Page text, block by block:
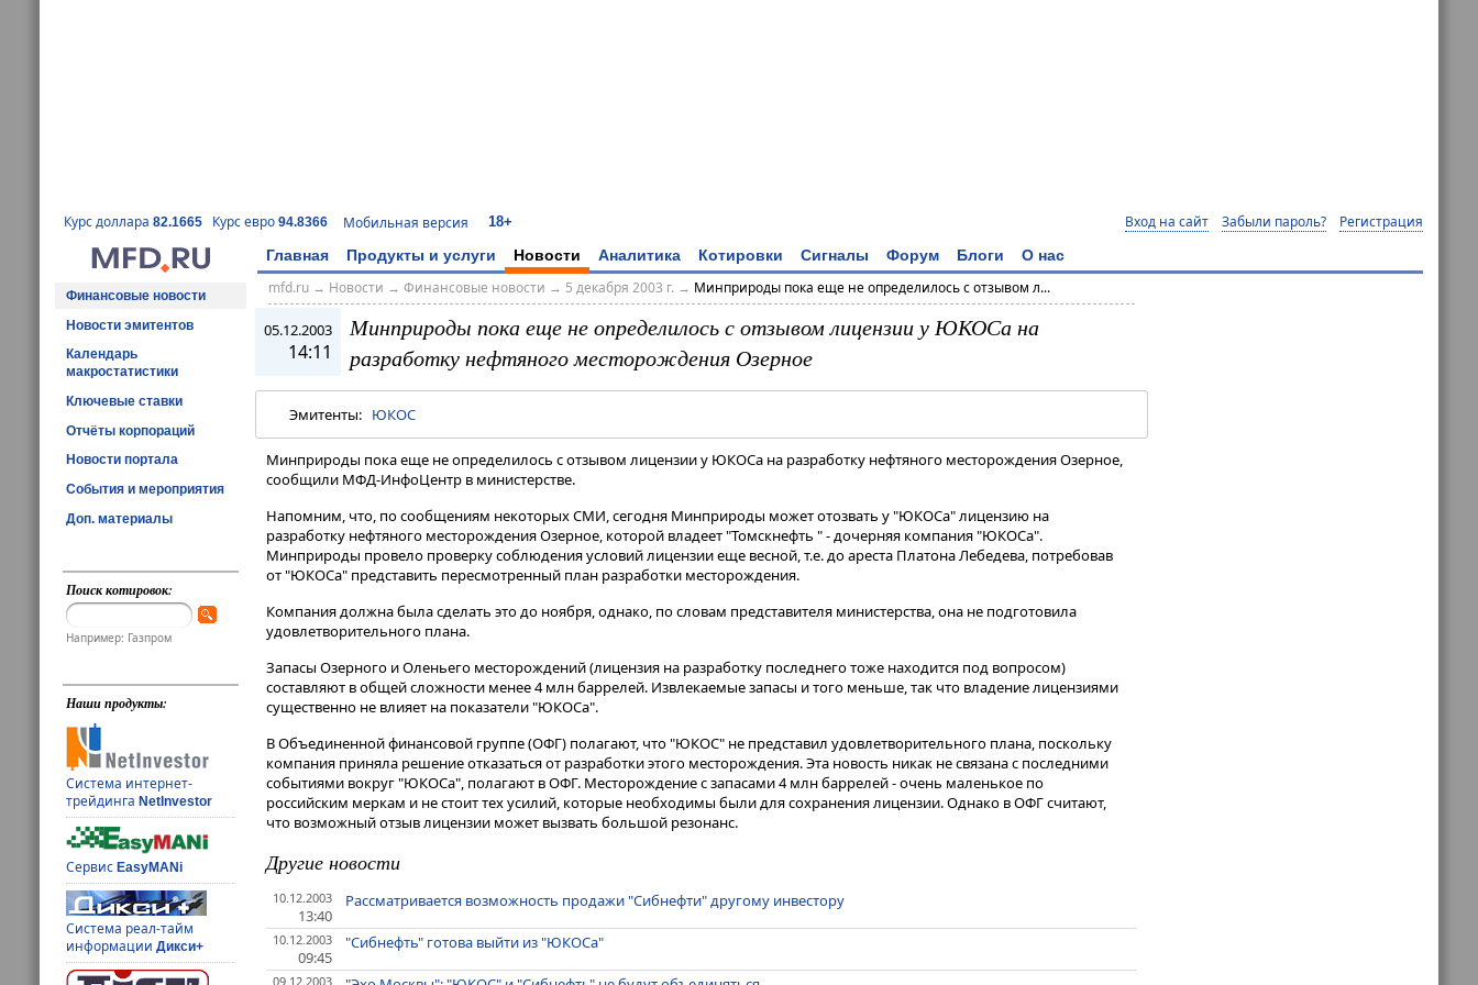
Курс доллара 82.1665 Курс евро 94.8366 Мобильная версия 18+ Вход на сайт Забыли пароль? Регистрация
Главная Продукты и услуги Новости Аналитика Котировки Сигналы Форум Блоги О нас
Финансовые новости
Новости эмитентов
Календарь
макростатистики
Ключевые ставки
Отчёты корпораций
Новости портала
События и мероприятия
Доп. материалы
Поиск котировок:
Например: Газпром
Наши продукты:
Система интернет-
трейдингаNetInvestor
СервисEasyMANi
Система реал-тайм
информацииДикси+
mfd.ru→ Новости → Финансовые новости → 5 декабря 2003 г. → Минприроды пока еще не определилось с отзывом л...
05.12.2003
14:11
Минприроды пока еще не определилось с отзывом лицензии у ЮКОСа на
разработку нефтяного месторождения Озерное
Эмитенты: ЮКОС
Минприроды пока еще не определилось с отзывом лицензии у ЮКОСа на разработку нефтяного месторождения Озерное,
сообщили МФД-ИнфоЦентр в министерстве.
Напомним, что, по сообщениям некоторых СМИ, сегодня Минприроды может отозвать у "ЮКОСа" лицензию на
разработку нефтяного месторождения Озерное, которой владеет "Томскнефть " - дочерняя компания "ЮКОСа".
Минприроды провело проверку соблюдения условий лицензии еще весной, т.е. до ареста Платона Лебедева, потребовав
от "ЮКОСа" представить пересмотренный план разработки месторождения.
Компания должна была сделать это до ноября, однако, по словам представителя министерства, она не подготовила
удовлетворительного плана.
Запасы Озерного и Оленьего месторождений (лицензия на разработку последнего тоже находится под вопросом)
составляют в общей сложности менее 4 млн баррелей. Извлекаемые запасы и того меньше, так что владение лицензиями
существенно не влияет на показатели "ЮКОСа".
В Объединенной финансовой группе (ОФГ) полагают, что "ЮКОС" не представил удовлетворительного плана, поскольку
компания приняла решение отказаться от разработки этого месторождения. Эта новость никак не связана с последними
событиями вокруг "ЮКОСа", полагают в ОФГ. Месторождение с запасами 4 млн баррелей - очень маленькое по
российским меркам и не стоит тех усилий, которые необходимы были для сохранения лицензии. Однако в ОФГ считают,
что возможный отзыв лицензии может вызвать большой резонанс.
Другие новости
10.12.2003
13:40
Рассматривается возможность продажи "Сибнефти" другому инвестору
10.12.2003
09:45
"Сибнефть" готова выйти из "ЮКОСа"
09.12.2003